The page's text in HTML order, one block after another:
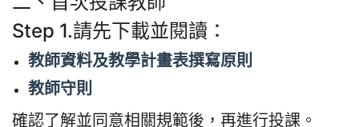
Step 1.請先下載並閱讀：
教師資料及教學計畫表撰寫原則
教師守則
確認了解並同意相關規範後，再進行投課。